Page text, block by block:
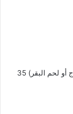
فطيرة باو اليابانية (اختيار الروبيان، الدجاج أو لحم البقر) 35